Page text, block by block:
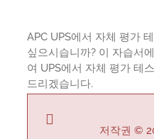
APC UPS에서 자체 평가
싶으시습니까? 이 자습서
여 UPS에서 자체 평가 테
드리겠습니다.
저작권 ©